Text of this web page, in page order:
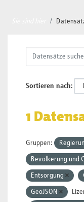
Sortieren nach
1
Gruppen:
Bevölkerung und
Entsorgung
GeoJSON